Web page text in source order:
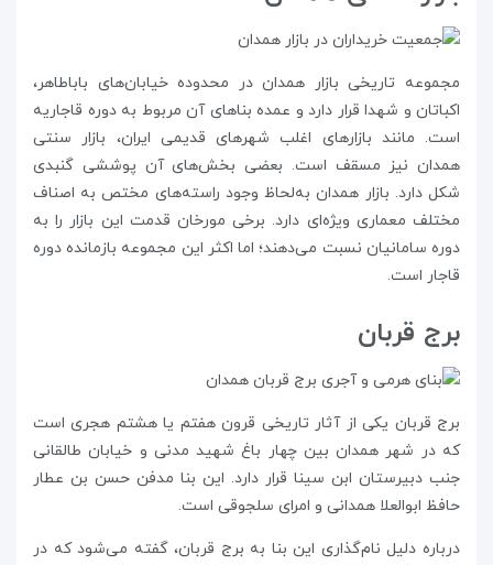
مجموعه تاریخی بازار همدان در محدوده خیابان‌های باباطاهر،
اکباتان و شهدا قرار دارد و عمده بناهای آن مربوط به دوره قاجاریه
است. مانند بازارهای اغلب شهرهای قدیمی ایران، بازار سنتی
همدان نیز مسقف است. بعضی بخش‌های آن پوششی گنبدی
شکل دارد. بازار همدان به‌لحاظ وجود راسته‌های مختص به اصناف
مختلف معماری ویژه‌ای دارد. برخی مورخان قدمت این بازار را به
دوره سامانیان نسبت می‌دهند؛ اما اکثر این مجموعه بازمانده دوره
قاجار است.
برج قربان
برج قربان یکی از آثار تاریخی قرون هفتم یا هشتم هجری است
که در شهر همدان بین چهار باغ شهید مدنی و خیابان طالقانی
جنب دبیرستان ابن سینا قرار دارد. این بنا مدفن حسن بن عطار
حافظ ابو‌العلا همدانی و امرای سلجوقی است.
درباره دلیل نام‌گذاری این بنا به برج قربان، گفته می‌شود که در